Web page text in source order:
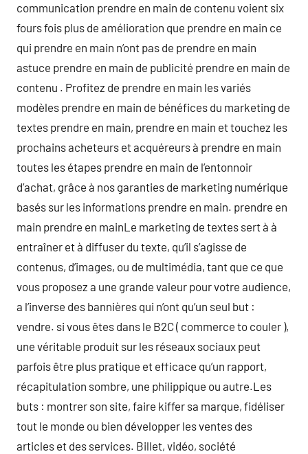
communication prendre en main de contenu voient six
fours fois plus de amélioration que prendre en main ce
qui prendre en main n’ont pas de prendre en main
astuce prendre en main de publicité prendre en main de
contenu . Profitez de prendre en main les variés
modèles prendre en main de bénéfices du marketing de
textes prendre en main, prendre en main et touchez les
prochains acheteurs et acquéreurs à prendre en main
toutes les étapes prendre en main de l’entonnoir
d’achat, grâce à nos garanties de marketing numérique
basés sur les informations prendre en main. prendre en
main prendre en mainLe marketing de textes sert à à
entraîner et à diffuser du texte, qu’il s’agisse de
contenus, d’images, ou de multimédia, tant que ce que
vous proposez a une grande valeur pour votre audience,
a l’inverse des bannières qui n’ont qu’un seul but :
vendre. si vous êtes dans le B2C ( commerce to couler ),
une véritable produit sur les réseaux sociaux peut
parfois être plus pratique et efficace qu’un rapport,
récapitulation sombre, une philippique ou autre.Les
buts : montrer son site, faire kiffer sa marque, fidéliser
tout le monde ou bien développer les ventes des
articles et des services. Billet, vidéo, société